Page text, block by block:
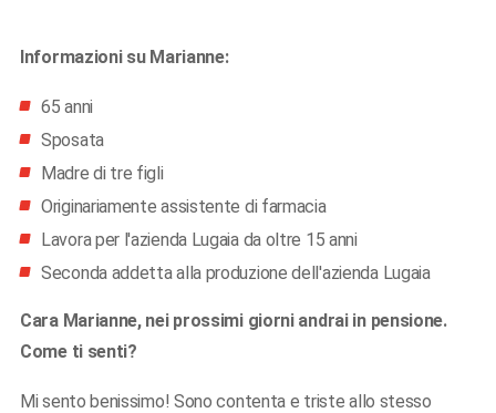
Informazioni su Marianne:
65 anni
Sposata
Madre di tre figli
Originariamente assistente di farmacia
Lavora per l'azienda Lugaia da oltre 15 anni
Seconda addetta alla produzione dell'azienda Lugaia
Cara Marianne, nei prossimi giorni andrai in pensione.
Come ti senti?
Mi sento benissimo! Sono contenta e triste allo stesso